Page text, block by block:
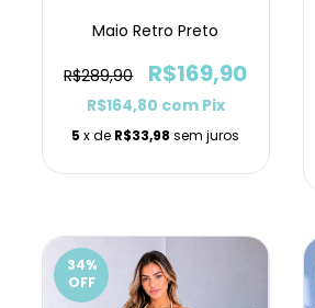
Maio Retro Preto
R$289,90 R$169,90
R$164,80 com Pix
5 x de R$33,98 sem juros
34%
OFF